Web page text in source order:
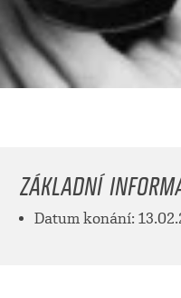
ZÁKLADNÍ
Datum konání: